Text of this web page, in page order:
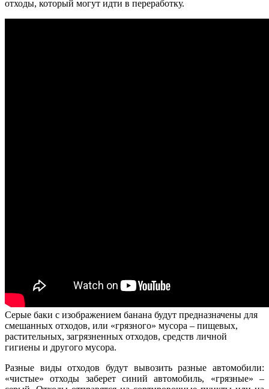
отходы, который могут идти в переработку.
Серые баки с изображением банана будут предназначены для
смешанных отходов, или «грязного» мусора – пищевых,
растительных, загрязненных отходов, средств личной
гигиены и другого мусора.
Разные виды отходов будут вывозить разные автомобили:
«чистые» отходы заберет синий автомобиль, «грязные» –